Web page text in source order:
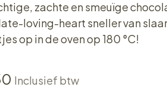
zachte en smeuïge
loving-heart sneller van
op in de oven op 180 °C!
Inclusief btw